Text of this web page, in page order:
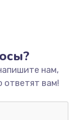
нам,
вам!